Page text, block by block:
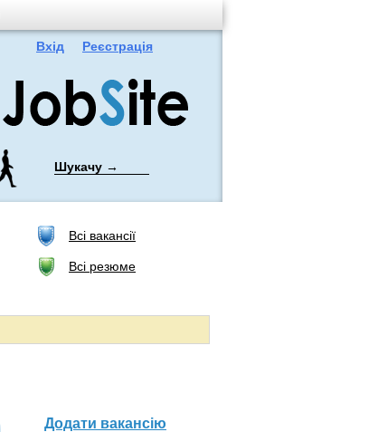
Вхід Реєстрація
Шукачу →
Всі вакансії
Всі резюме
Додати вакансію